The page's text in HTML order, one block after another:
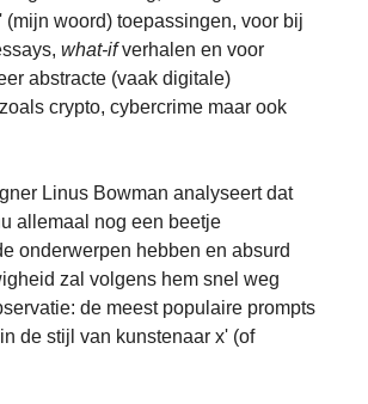
woord) toepassingen, voor bij
what-ifverhalen en voor
abstracte (vaak digitale)
crypto, cybercrime maar ook
Linus Bowman analyseert dat
allemaal nog een beetje
onderwerpen hebben en absurd
zal volgens hem snel weg
de meest populaire prompts
de stijl van kunstenaar x' (of